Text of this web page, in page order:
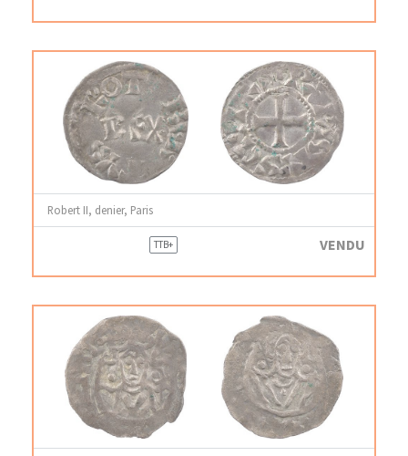
Robert II, denier, Paris
TTB+ VENDU